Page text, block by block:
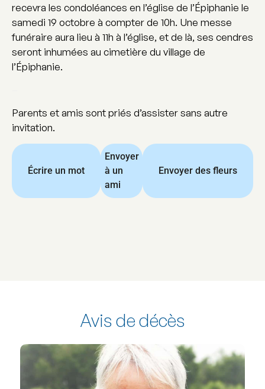
recevra les condoléances en l’église de l’Épiphanie le
samedi 19 octobre à compter de 10h. Une messe
funéraire aura lieu à 11h à l’église, et de là, ses cendres
seront inhumées au cimetière du village de
l’Épiphanie.
Parents et amis sont priés d’assister sans autre
invitation.
Écrire un mot
Envoyer
à un
ami
Envoyer des fleurs
Avis de décès